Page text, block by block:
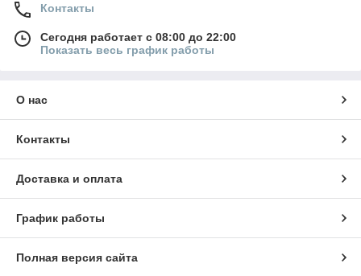
Контакты
Сегодня работает с 08:00 до 22:00
Показать весь график работы
О нас
Контакты
Доставка и оплата
График работы
Полная версия сайта